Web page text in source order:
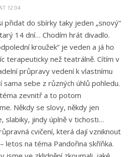
12:04
přidat do sbírky taky jeden „snový“
14 dní… Chodím hrát divadlo.
kroužek“ je veden a já ho
terapeuticky než teatrálně. Cítím v
průpravy vedení k vlastnímu
sama sebe z různých úhlů pohledu.
zevnitř a to potom
Někdy se slovy, někdy jen
slabiky, jindy úplně v tichosti…
cvičení, která dají vzniknout
letos na téma Pandořina skříňka.